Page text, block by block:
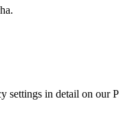
settings in detail on our